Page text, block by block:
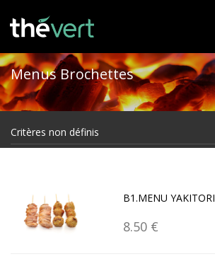
Menus Brochettes
Critères non définis
B1.MENU YAKITORI
8.50 €